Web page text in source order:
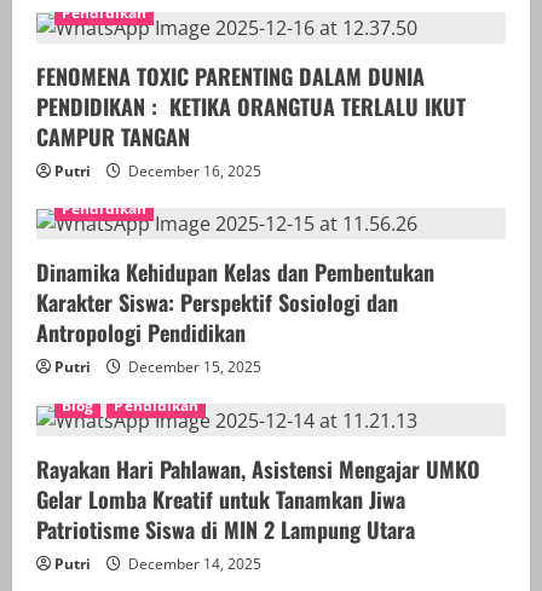
Pendidikan
FENOMENA TOXIC PARENTING DALAM DUNIA
PENDIDIKAN : KETIKA ORANGTUA TERLALU IKUT
CAMPUR TANGAN
Putri
December 16, 2025
Pendidikan
Dinamika Kehidupan Kelas dan Pembentukan
Karakter Siswa: Perspektif Sosiologi dan
Antropologi Pendidikan
Putri
December 15, 2025
Blog
Pendidikan
Rayakan Hari Pahlawan, Asistensi Mengajar UMKO
Gelar Lomba Kreatif untuk Tanamkan Jiwa
Patriotisme Siswa di MIN 2 Lampung Utara
Putri
December 14, 2025